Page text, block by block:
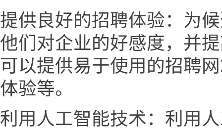
提供良好的招聘体验：为
他们对企业的好感度，并
可以提供易于使用的招聘
体验等。
利用人工智能技术：利用